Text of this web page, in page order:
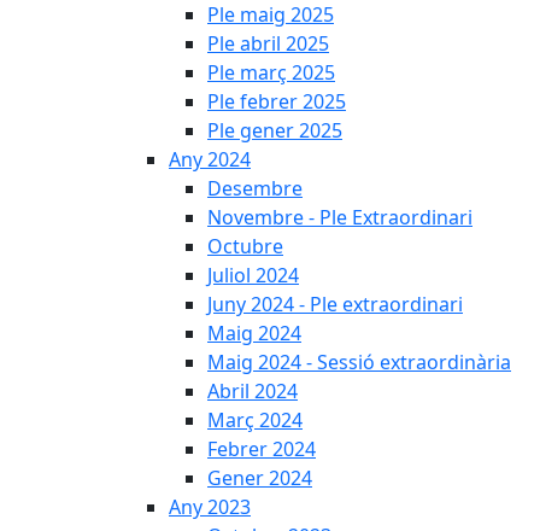
Ple maig 2025
Ple abril 2025
Ple març 2025
Ple febrer 2025
Ple gener 2025
Any 2024
Desembre
Novembre - Ple Extraordinari
Octubre
Juliol 2024
Juny 2024 - Ple extraordinari
Maig 2024
Maig 2024 - Sessió extraordinària
Abril 2024
Març 2024
Febrer 2024
Gener 2024
Any 2023